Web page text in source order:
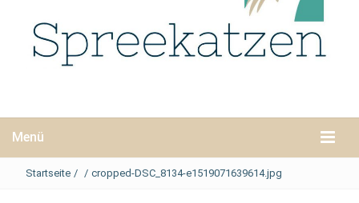
Menü
Startseite / / cropped-DSC_8134-e1519071639614.jpg